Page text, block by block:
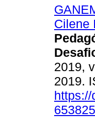
Cilene
2019,
2019.
https://